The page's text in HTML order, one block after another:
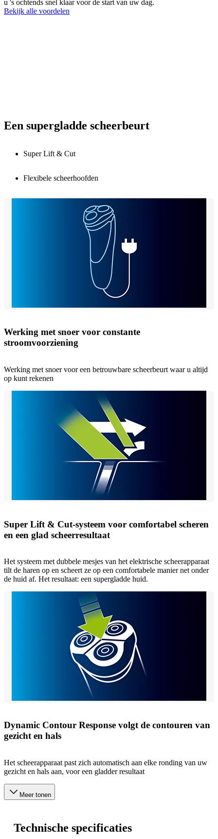
u 's ochtends snel klaar voor de start van uw dag.
Bekijk alle voordelen
Een supergladde scheerbeurt
Super Lift & Cut
Flexibele scheerhoofden
Werking met snoer voor constante
stroomvoorziening
Werking met snoer voor een betrouwbare scheerbeurt waar u altijd
op kunt rekenen
Super Lift & Cut-systeem voor comfortabel scheren
en een glad scheerresultaat
Het systeem met dubbele mesjes van het elektrische scheerapparaat
tilt de haren op en scheert ze op een comfortabele manier net onder
de huid af. Het resultaat: een supergladde huid.
Dynamic Contour Response volgt de contouren van
gezicht en hals
Het scheerapparaat past zich automatisch aan elke ronding van uw
gezicht en hals aan, voor een gladder resultaat
Meer tonen
Technische specificaties